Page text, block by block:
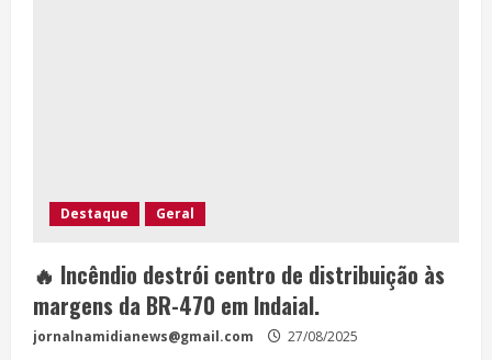
Destaque Geral
🔥 Incêndio destrói centro de distribuição às
margens da BR-470 em Indaial.
jornalnamidianews@gmail.com 27/08/2025